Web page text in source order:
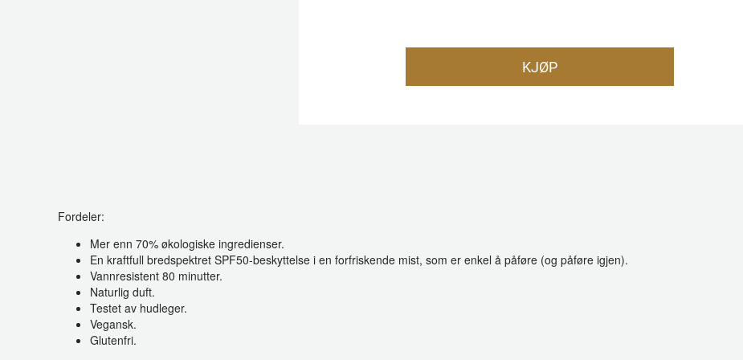
KJØP
Fordeler:
Mer enn 70% økologiske ingredienser.
En kraftfull bredspektret SPF50-beskyttelse i en forfriskende mist, som er enkel å påføre (og påføre igjen).
Vannresistent 80 minutter.
Naturlig duft.
Testet av hudleger.
Vegansk.
Glutenfri.